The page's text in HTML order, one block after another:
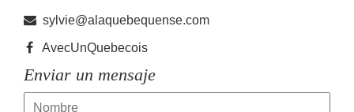
sylvie@alaquebequense.com
AvecUnQuebecois
Enviar un mensaje